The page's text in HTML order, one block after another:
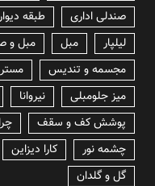
صندلی اداری
طبقه
لیلپار
مبل مبل و
مجسمه و تندیس
میز جلومبلی
نیروانا
پوشش کف و سقف
چشمه نور
کارا دیزاین
گل و گلدان